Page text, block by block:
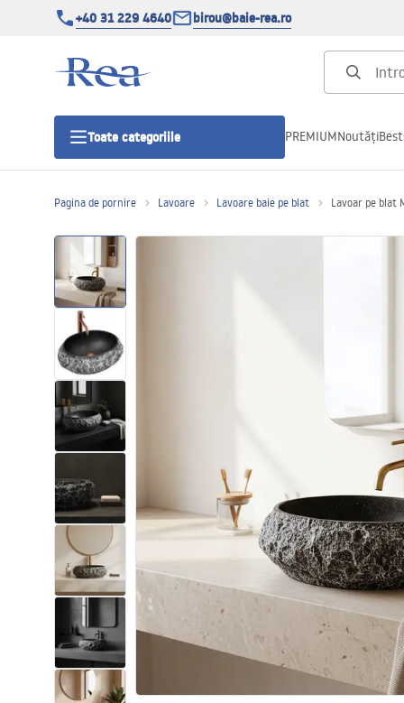
+40 31 229 4640 birou@baie-rea.ro
Toate categoriile
Usi pentru cabine de dus
Rigole Liniare
Vase WC si Bideuri
Cazi cu paravane
Baterii sanitare
Dusuri
Bucatarie
PREMIUMNoutăți
Pagina de pornire Lavoare Lavoare baie pe blat Lavoar pe blat